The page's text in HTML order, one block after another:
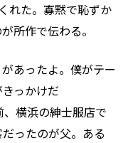
れた。寡黙で恥ずか
所作で伝わる。
あったよ。僕がテー
っかけだ
横浜の紳士服店で
ったのが父。ある